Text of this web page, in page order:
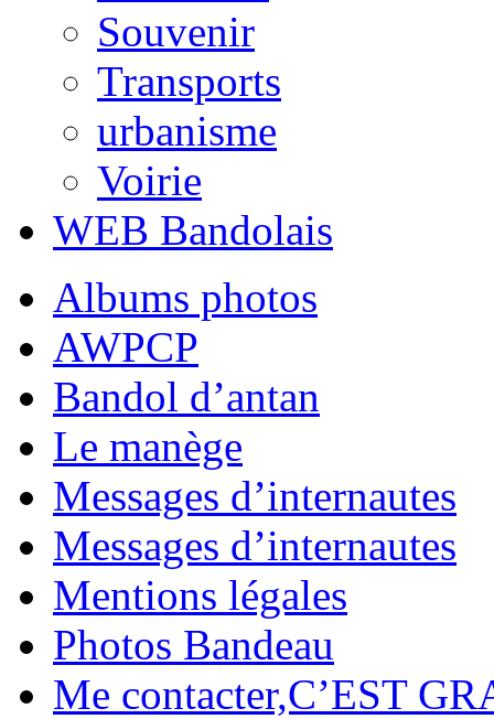
Souvenir
Transports
urbanisme
Voirie
WEB Bandolais
Albums photos
AWPCP
Bandol d’antan
Le manège
Messages d’internautes
Messages d’internautes
Mentions légales
Photos Bandeau
Me contacter,C’EST